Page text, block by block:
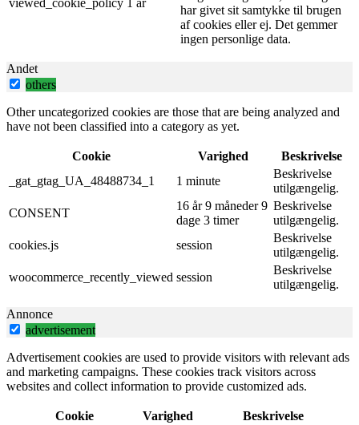
har givet sit samtykke til brugen
af ​​cookies eller ej. Det gemmer
ingen personlige data.
Andet
others
Other uncategorized cookies are those that are being analyzed and
have not been classified into a category as yet.
Cookie Varighed
Beskrivelse
_gat_gtag_UA_48488734_1
1 minute
Beskrivelse
utilgængelig.
CONSENT
16 år 9 måneder 9
dage 3 timer
Beskrivelse
utilgængelig.
cookies.js
session
Beskrivelse
utilgængelig.
woocommerce_recently_viewed session
Beskrivelse
utilgængelig.
Annonce
advertisement
Advertisement cookies are used to provide visitors with relevant ads
and marketing campaigns. These cookies track visitors across
websites and collect information to provide customized ads.
Cookie Varighed Beskrivelse